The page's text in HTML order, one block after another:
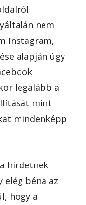
nem
Instagram,
alapján úgy
legalább a
mint
mindenképp
hirdetnek
elég béna az
hogy a